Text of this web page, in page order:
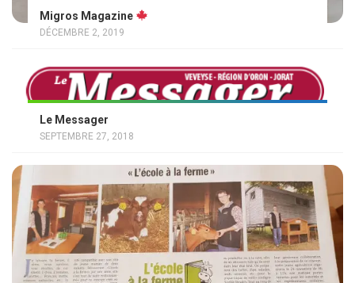
Migros Magazine
DÉCEMBRE 2, 2019
Le Messager
SEPTEMBRE 27, 2018